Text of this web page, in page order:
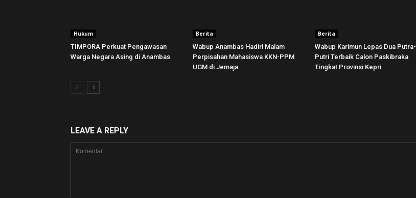
Hukum
TIMPORA Perkuat Pengawasan
Warga Negara Asing di Anambas ‎
Berita
Wabup Anambas Hadiri Malam
Perpisahan Mahasiswa KKN-PPM
UGM di Jemaja ‎
Berita
Wabup Karimun Lepas Dua Putra-
Putri Terbaik Calon Paskibraka
Tingkat Provinsi Kepri
LEAVE A REPLY